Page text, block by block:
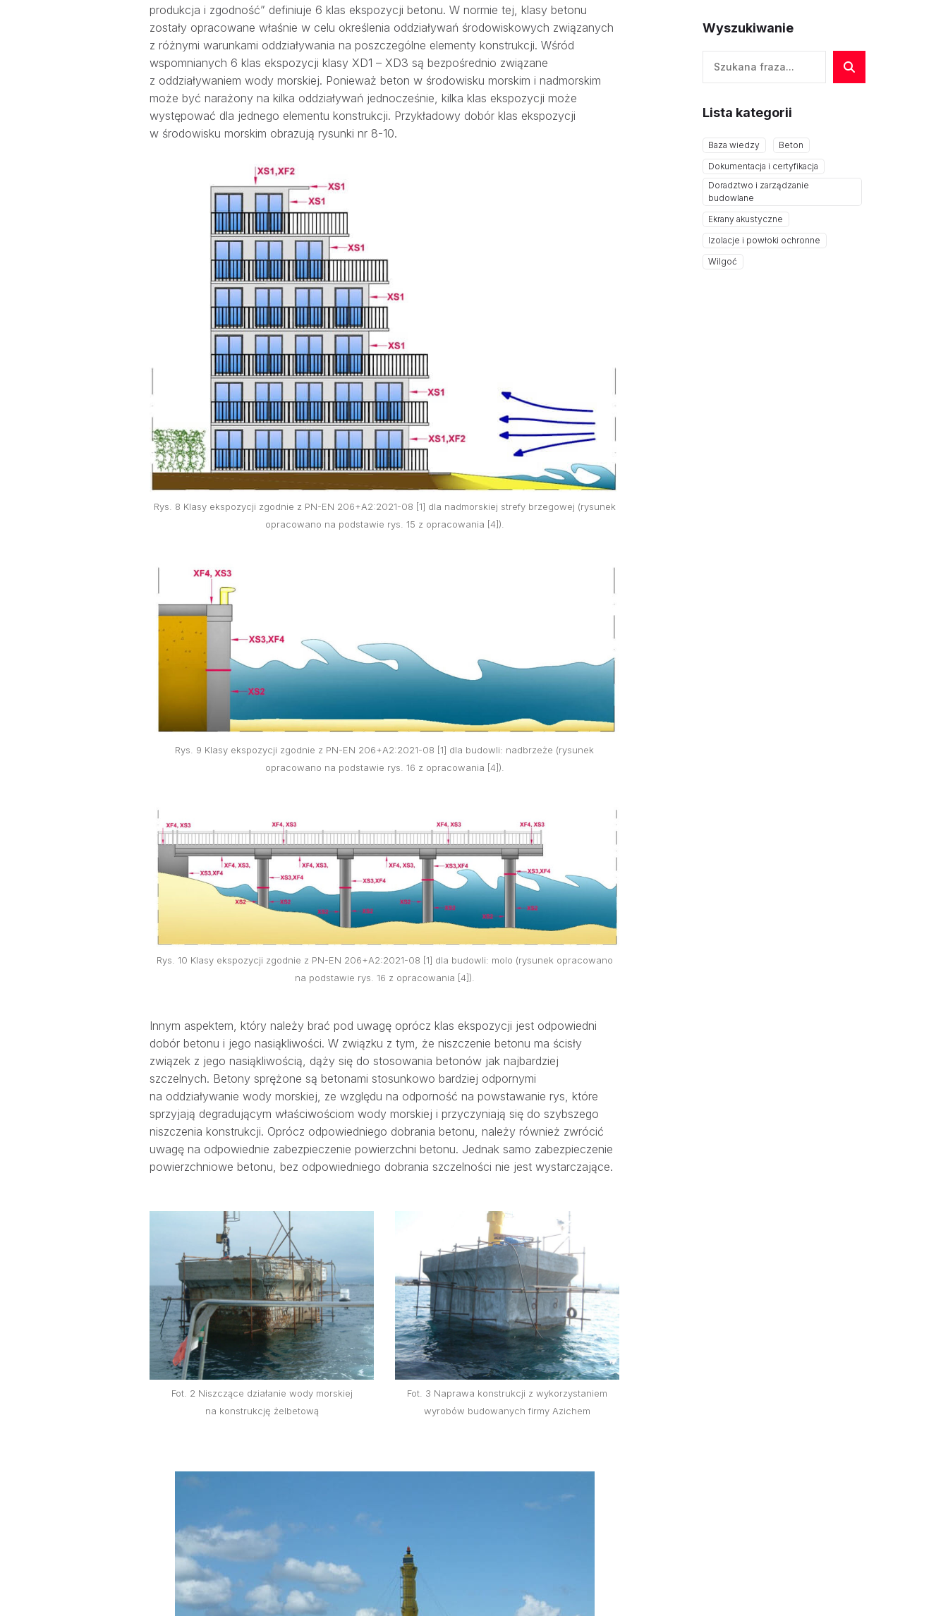
produkcja i zgodność” definiuje 6 klas ekspozycji betonu. W normie tej, klasy betonu
zostały opracowane właśnie w celu określenia oddziaływań środowiskowych związanych
z różnymi warunkami oddziaływania na poszczególne elementy konstrukcji. Wśród
wspomnianych 6 klas ekspozycji klasy XD1 – XD3 są bezpośrednio związane
z oddziaływaniem wody morskiej. Ponieważ beton w środowisku morskim i nadmorskim
może być narażony na kilka oddziaływań jednocześnie, kilka klas ekspozycji może
występować dla jednego elementu konstrukcji. Przykładowy dobór klas ekspozycji
w środowisku morskim obrazują rysunki nr 8-10.
Rys. 8 Klasy ekspozycji zgodnie z PN-EN 206+A2:2021-08 [1] dla nadmorskiej strefy brzegowej (rysunek
opracowano na podstawie rys. 15 z opracowania [4]).
Rys. 9 Klasy ekspozycji zgodnie z PN-EN 206+A2:2021-08 [1] dla budowli: nadbrzeże (rysunek
opracowano na podstawie rys. 16 z opracowania [4]).
Rys. 10 Klasy ekspozycji zgodnie z PN-EN 206+A2:2021-08 [1] dla budowli: molo (rysunek opracowano
na podstawie rys. 16 z opracowania [4]).
Innym aspektem, który należy brać pod uwagę oprócz klas ekspozycji jest odpowiedni
dobór betonu i jego nasiąkliwości. W związku z tym, że niszczenie betonu ma ścisły
związek z jego nasiąkliwością, dąży się do stosowania betonów jak najbardziej
szczelnych. Betony sprężone są betonami stosunkowo bardziej odpornymi
na oddziaływanie wody morskiej, ze względu na odporność na powstawanie rys, które
sprzyjają degradującym właściwościom wody morskiej i przyczyniają się do szybszego
niszczenia konstrukcji. Oprócz odpowiedniego dobrania betonu, należy również zwrócić
uwagę na odpowiednie zabezpieczenie powierzchni betonu. Jednak samo zabezpieczenie
powierzchniowe betonu, bez odpowiedniego dobrania szczelności nie jest wystarczające.
Fot. 2 Niszczące działanie wody morskiej
na konstrukcję żelbetową
Fot. 3 Naprawa konstrukcji z wykorzystaniem
wyrobów budowanych firmy Azichem
Wyszukiwanie
Lista kategorii
Baza wiedzy
Beton
Dokumentacja i certyfikacja
Doradztwo i zarządzanie
budowlane
Ekrany akustyczne
Izolacje i powłoki ochronne
Wilgoć